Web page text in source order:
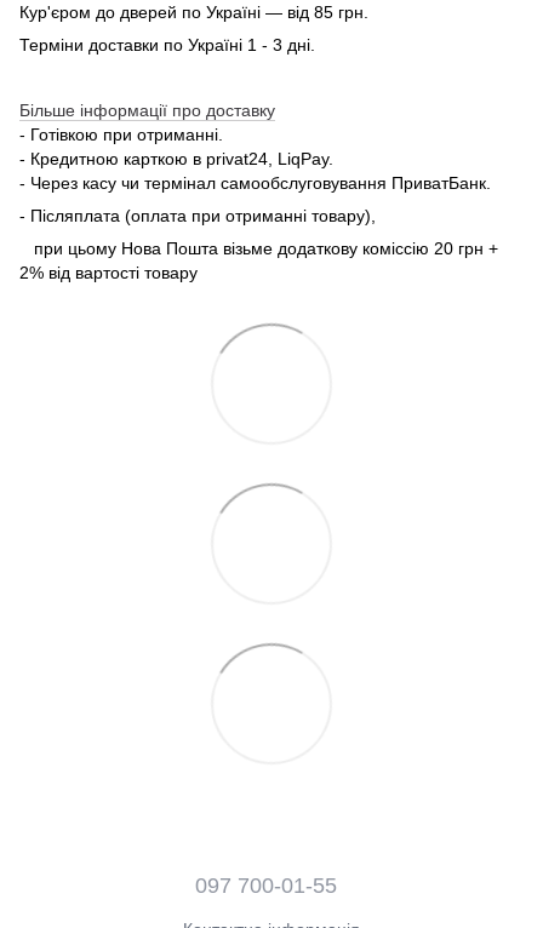
Кур'єром до дверей по Україні — від 85 грн.
Терміни доставки по Україні 1 - 3 дні.
Більше інформації про доставку
- Готівкою при отриманні.
- Кредитною карткою в privat24, LiqPay.
- Через касу чи термінал самообслуговування ПриватБанк.
- Післяплата (оплата при отриманні товару),
при цьому Нова Пошта візьме додаткову коміссію 20 грн +
2% від вартості товару
097 700-01-55